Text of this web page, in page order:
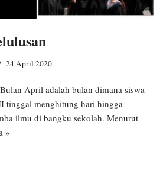
24 April 2020
April adalah bulan dimana siswa-
tinggal menghitung hari hingga
ilmu di bangku sekolah. Menurut
»